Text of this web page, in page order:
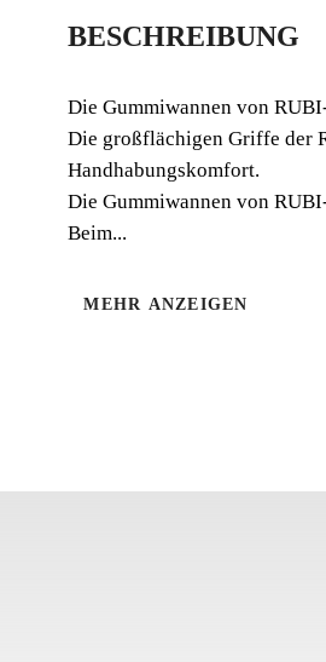
BESCHREIBUNG
Die Gummiwannen von
Die großflächigen Griffe der
Handhabungskomfort.
Die Gummiwannen von
Beim...
MEHR ANZEIGEN